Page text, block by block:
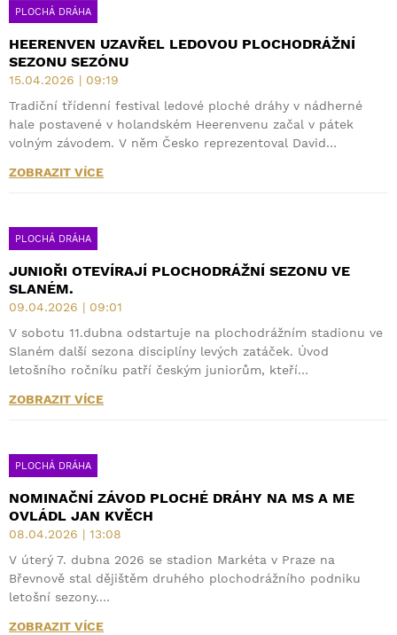
PLOCHÁ DRÁHA
HEERENVEN UZAVŘEL LEDOVOU PLOCHODRÁŽNÍ
SEZONU SEZÓNU
15.04.2026 | 09:19
Tradiční třídenní festival ledové ploché dráhy v nádherné
hale postavené v holandském Heerenvenu začal v pátek
volným závodem. V něm Česko reprezentoval David…
ZOBRAZIT VÍCE
PLOCHÁ DRÁHA
JUNIOŘI OTEVÍRAJÍ PLOCHODRÁŽNÍ SEZONU VE
SLANÉM.
09.04.2026 | 09:01
V sobotu 11.dubna odstartuje na plochodrážním stadionu ve
Slaném další sezona disciplíny levých zatáček. Úvod
letošního ročníku patří českým juniorům, kteří…
ZOBRAZIT VÍCE
PLOCHÁ DRÁHA
NOMINAČNÍ ZÁVOD PLOCHÉ DRÁHY NA MS A ME
OVLÁDL JAN KVĚCH
08.04.2026 | 13:08
V úterý 7. dubna 2026 se stadion Markéta v Praze na
Břevnově stal dějištěm druhého plochodrážního podniku
letošní sezony.…
ZOBRAZIT VÍCE